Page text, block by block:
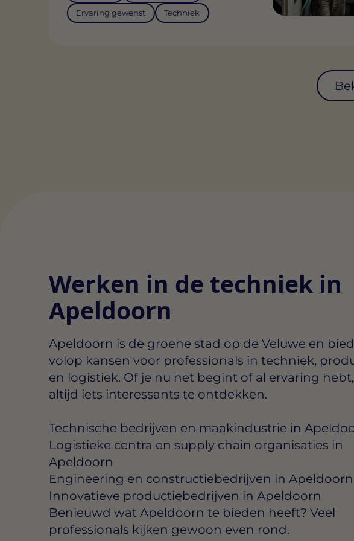
Ervaring gewenst Techniek
Werken in de techniek in
Apeldoorn
Apeldoorn is de groene stad op de Veluwe en
volop kansen voor professionals in techniek,
en logistiek. Of je nu net begint of al ervaring
altijd iets interessants te ontdekken.
Technische bedrijven en maakindustrie in
Logistieke centra en supply chain organisaties in
Apeldoorn
Engineering en constructiebedrijven in Apeldoorn
Innovatieve productiebedrijven in Apeldoorn
Benieuwd wat Apeldoorn te bieden heeft? Veel
professionals kijken gewoon even rond.